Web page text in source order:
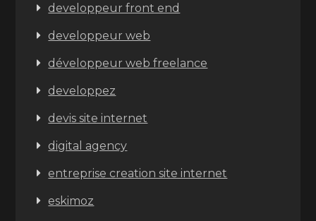
developpeur front end
developpeur web
développeur web freelance
developpez
devis site internet
digital agency
entreprise creation site internet
eskimoz